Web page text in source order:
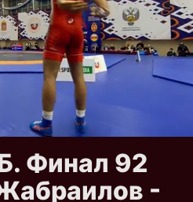
Финал 92
-